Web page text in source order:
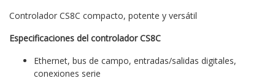
Controlador CS8C compacto, potente y versátil
Especificaciones del controlador CS8C
Ethernet, bus de campo, entradas/salidas digitales,
conexiones serie